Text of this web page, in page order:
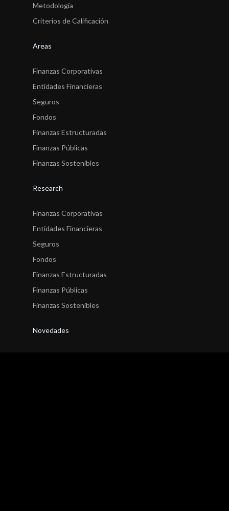
Metodología
Criterios de Calificación
Areas
Finanzas Corporativas
Entidades Financieras
Seguros
Fondos
Finanzas Estructuradas
Finanzas Públicas
Finanzas Sostenibles
Research
Finanzas Corporativas
Entidades Financieras
Seguros
Fondos
Finanzas Estructuradas
Finanzas Públicas
Finanzas Sostenibles
Novedades